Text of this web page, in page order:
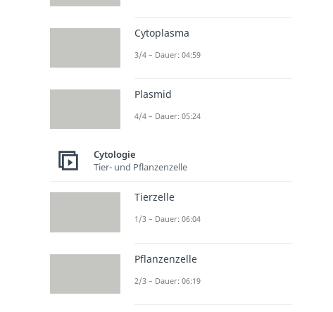
Cytoplasma
3/4 – Dauer: 04:59
Plasmid
4/4 – Dauer: 05:24
Cytologie
Tier- und Pflanzenzelle
Tierzelle
1/3 – Dauer: 06:04
Pflanzenzelle
2/3 – Dauer: 06:19